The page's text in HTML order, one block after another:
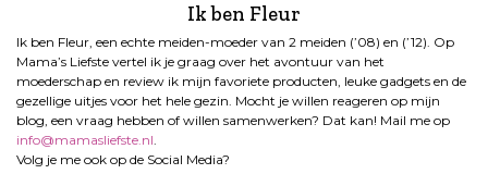
Ik ben Fleur
Ik ben Fleur, een echte meiden-moeder van 2 meiden (’08) en (’12). Op
Mama’s Liefste vertel ik je graag over het avontuur van het
moederschap en review ik mijn favoriete producten, leuke gadgets en de
gezellige uitjes voor het hele gezin. Mocht je willen reageren op mijn
blog, een vraag hebben of willen samenwerken? Dat kan! Mail me op
info@mamasliefste.nl.
Volg je me ook op de Social Media?